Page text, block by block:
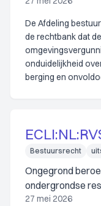
De Afdeling
de rechtbank dat
onduidelijkheid
berging en
Bestuursrecht
Ongegrond
ondergrondse
27 mei 2026